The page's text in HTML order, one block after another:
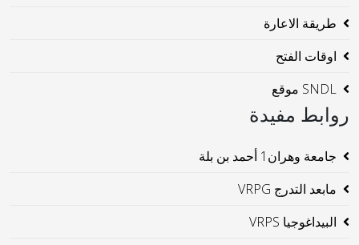
طريقة الاعارة
اوقات الفتح
SNDL موقع
روابط مفيدة
جامعة وهران1 أحمد بن بلة
مابعد التدرج VRPG
البيداغوجيا VRPS